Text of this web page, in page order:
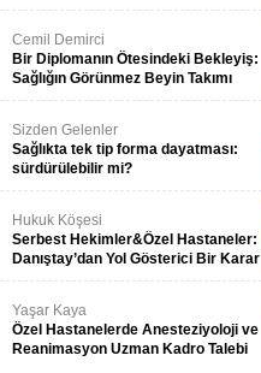
Cemil Demirci
Bir Diplomanın Ötesindeki Bekleyiş:
Sağlığın Görünmez Beyin Takımı
Sizden Gelenler
Sağlıkta tek tip forma dayatması:
sürdürülebilir mi?
Hukuk Köşesi
Serbest Hekimler&Özel Hastaneler:
Danıştay’dan Yol Gösterici Bir Karar
Yaşar Kaya
Özel Hastanelerde Anesteziyoloji ve
Reanimasyon Uzman Kadro Talebi